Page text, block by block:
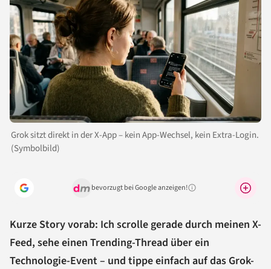
Grok sitzt direkt in der X-App – kein App-Wechsel, kein Extra-Login.
(Symbolbild)
bevorzugt bei Google anzeigen!Warum lohnt sich das?
Kurze Story vorab: Ich scrolle gerade durch meinen X-
Feed, sehe einen Trending-Thread über ein
Technologie-Event – und tippe einfach auf das Grok-